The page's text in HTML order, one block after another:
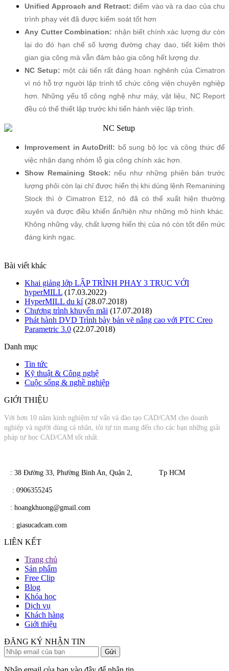
Unified Approach and Retract: điểm vào và ra dao của chu
trình phay vét đã được kiểm soát tốt hơn
Any Cutter Combination: nhận biết chính xác lượng dư còn
lại do đó hạn chế số lượng đường chạy dao, tiết kiệm thời
gian gia công mà vẫn đảm bảo gia công hết lượng dư.
NC Setup: một cải tiến rất đáng hoan nghênh của Cimatron
vì nó hỗ trợ người lập trình tổ chức công viện chuyên nghiệp
hơn. Những yếu tố công nghệ như máy, vật liệu, NC Report
đều có thể thiết lập trước khi tiến hành việc lập trình.
Improvement in AutoDrill: bổ sung bộ lọc và công thức để
việc nhận dạng nhóm lỗ gia công chính xác hơn.
Show Remaining Stock: nếu như những phiên bản trước
lượng phôi còn lại chỉ được hiển thị khi dùng lệnh Remanining
Stock thì ở Cimatron E12, nó đã có thể xuất hiện thường
xuyên và được điều khiển ẩn/hiện như những mô hình khác.
Không những vậy, chất lượng hiển thị của nó còn tốt đến mức
đáng kinh ngạc.
Bài viết khác
Khai giảng lớp LẬP TRÌNH PHAY 3 TRỤC VỚI
hyperMILL (17.03.2022)
HyperMILL du kí(28.07.2018)
Chương trình khuyến mãi (17.07.2018)
Phát hành DVD Trình bày bản vẽ nâng cao với PTC Creo
Parametric 3.0 (22.07.2018)
Danh mục
Tin tức
Kỹ thuật & Công nghệ
Cuộc sống & nghề nghiệp
GIỚI THIỆU
Với hơn 10 năm kinh nghiệm tư vấn và đào tạo CAD/CAM cho doanh
nghiệp và người dùng cá nhân, tôi tự tin mang đến cho các bạn những giải
pháp tự học CAD/CAM tốt nhất.
​​ : 38 Đường 33, Phường Bình An, Quận 2, Tp HCM
: 0906355245
​ : hoangkhuong@gmail.com
: giasucadcam.com
LIÊN KẾT
Trang chủ
Sản phẩm
Free Clip
Blog
Khóa học
Dịch vụ
Khách hàng
Giới thiệu
ĐĂNG KÝ NHẬN TIN